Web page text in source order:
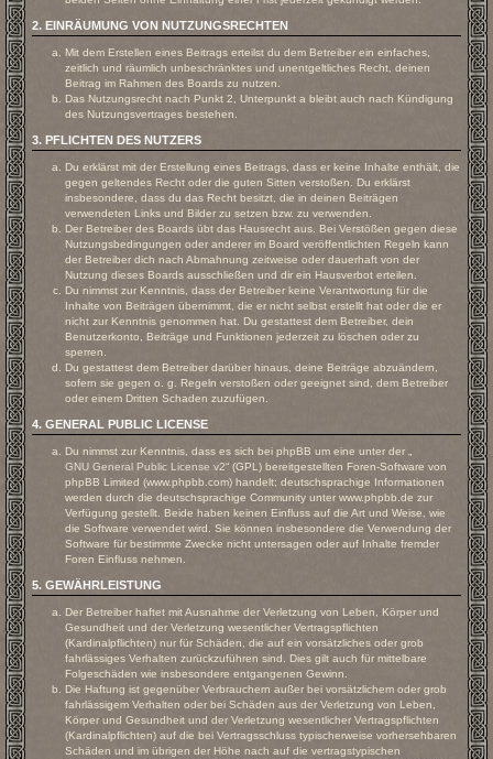
2. EINRÄUMUNG VON NUTZUNGSRECHTEN
Mit dem Erstellen eines Beitrags erteilst du dem Betreiber ein einfaches,
zeitlich und räumlich unbeschränktes und unentgeltliches Recht, deinen
Beitrag im Rahmen des Boards zu nutzen.
Das Nutzungsrecht nach Punkt 2, Unterpunkt a bleibt auch nach Kündigung
des Nutzungsvertrages bestehen.
3. PFLICHTEN DES NUTZERS
Du erklärst mit der Erstellung eines Beitrags, dass er keine Inhalte enthält, die
gegen geltendes Recht oder die guten Sitten verstoßen. Du erklärst
insbesondere, dass du das Recht besitzt, die in deinen Beiträgen
verwendeten Links und Bilder zu setzen bzw. zu verwenden.
Der Betreiber des Boards übt das Hausrecht aus. Bei Verstößen gegen diese
Nutzungsbedingungen oder anderer im Board veröffentlichten Regeln kann
der Betreiber dich nach Abmahnung zeitweise oder dauerhaft von der
Nutzung dieses Boards ausschließen und dir ein Hausverbot erteilen.
Du nimmst zur Kenntnis, dass der Betreiber keine Verantwortung für die
Inhalte von Beiträgen übernimmt, die er nicht selbst erstellt hat oder die er
nicht zur Kenntnis genommen hat. Du gestattest dem Betreiber, dein
Benutzerkonto, Beiträge und Funktionen jederzeit zu löschen oder zu
sperren.
Du gestattest dem Betreiber darüber hinaus, deine Beiträge abzuändern,
sofern sie gegen o. g. Regeln verstoßen oder geeignet sind, dem Betreiber
oder einem Dritten Schaden zuzufügen.
4. GENERAL PUBLIC LICENSE
Du nimmst zur Kenntnis, dass es sich bei phpBB um eine unter der „
GNU General Public License v2“ (GPL) bereitgestellten Foren-Software von
phpBB Limited (www.phpbb.com) handelt; deutschsprachige Informationen
werden durch die deutschsprachige Community unter www.phpbb.de zur
Verfügung gestellt. Beide haben keinen Einfluss auf die Art und Weise, wie
die Software verwendet wird. Sie können insbesondere die Verwendung der
Software für bestimmte Zwecke nicht untersagen oder auf Inhalte fremder
Foren Einfluss nehmen.
5. GEWÄHRLEISTUNG
Der Betreiber haftet mit Ausnahme der Verletzung von Leben, Körper und
Gesundheit und der Verletzung wesentlicher Vertragspflichten
(Kardinalpflichten) nur für Schäden, die auf ein vorsätzliches oder grob
fahrlässiges Verhalten zurückzuführen sind. Dies gilt auch für mittelbare
Folgeschäden wie insbesondere entgangenen Gewinn.
Die Haftung ist gegenüber Verbrauchern außer bei vorsätzlichem oder grob
fahrlässigem Verhalten oder bei Schäden aus der Verletzung von Leben,
Körper und Gesundheit und der Verletzung wesentlicher Vertragspflichten
(Kardinalpflichten) auf die bei Vertragsschluss typischerweise vorhersehbaren
Schäden und im übrigen der Höhe nach auf die vertragstypischen